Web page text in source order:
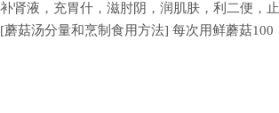
肾液，充胃什，滋肘阴，润肌肤，利二便，止
菇汤分量和烹制食用方法] 每次用鲜蘑菇100